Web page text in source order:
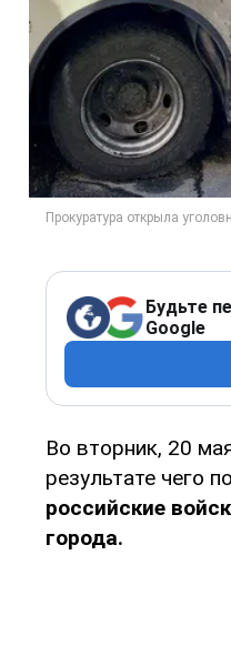
Будьте
Google
Во вторник, 20
результате чего
российские
города.